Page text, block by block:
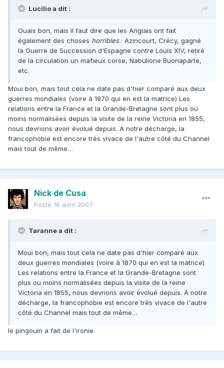
Lucilio a dit :
Ouais bon, mais il faut dire que les Anglais ont fait
également des choses horribles: Azincourt, Crécy, gagné
la Guerre de Succession d'Espagne contre Louis XIV, retiré
de la circulation un mafieux corse, Nabulione Buonaparte,
etc.
Moui bon, mais tout cela ne date pas d'hier comparé aux deux
guerres mondiales (voire à 1870 qui en est la matrice) Les
relations entre la France et la Grande-Bretagne sont plus ou
moins normalisées depuis la visite de la reine Victoria en 1855,
nous devrions avoir évolué depuis. A notre décharge, la
francophobie est encore très vivace de l'autre côté du Channel
mais tout de même…
Nick de Cusa
Posté 16 avril 2007
Taranne a dit :
Moui bon, mais tout cela ne date pas d'hier comparé aux
deux guerres mondiales (voire à 1870 qui en est la matrice)
Les relations entre la France et la Grande-Bretagne sont
plus ou moins normalisées depuis la visite de la reine
Victoria en 1855, nous devrions avoir évolué depuis. A notre
décharge, la francophobie est encore très vivace de l'autre
côté du Channel mais tout de même…
le pingouin a fait de l'ironie.